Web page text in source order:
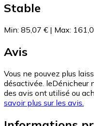
Stable
Min: 85,07 € | Max:
Avis
Vous ne pouvez plus
désactivée. leDénicheur
des avis ont utilisé ou
savoir plus sur les avis.